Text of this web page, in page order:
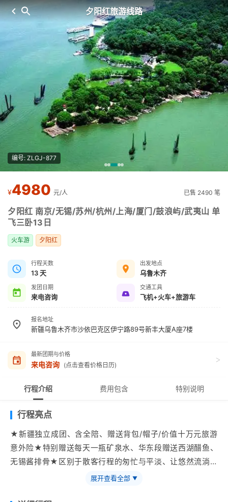
夕阳红旅游线路
编号: ZLGJ-877
¥4980 元/人 已售 2490 笔
夕阳红 南京/无锡/苏州/杭州/上海/厦门/鼓浪屿/武夷山 单
飞三卧13日
火车游 夕阳红
行程天数
13 天
出发地点
乌鲁木齐
发团日期
来电咨询
交通工具
飞机+火车+旅游车
报名地址
新疆乌鲁木齐市沙依巴克区伊宁路89号新丰大厦A座7楼
最新团期与价格
来电咨询 (点击查看价格日历)
>
行程介绍 费用包含 特别说明
行程亮点
★新疆独立成团、含全陪、赠送背包/帽子/价值十万元旅游
意外险★特别赠送每天一瓶矿泉水、华东段赠送西湖醋鱼、
无锡酱排骨★区别于散客行程的匆忙与平淡、让悠然流淌在
展开查看全部 ▼